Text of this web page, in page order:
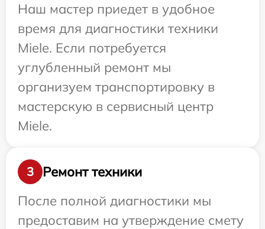
Наш мастер приедет в удобное
время для диагностики техники
Miele. Если потребуется
углубленный ремонт мы
организуем транспортировку в
мастерскую в сервисный центр
Miele.
3
Ремонт техники
После полной диагностики мы
предоставим на утверждение смету